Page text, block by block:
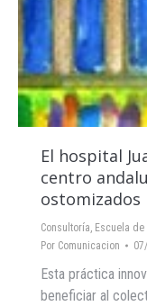
El hospital
centro
ostomizados
Consultoría, Escuela
Por Comunicacion
Esta práctica
beneficiar al